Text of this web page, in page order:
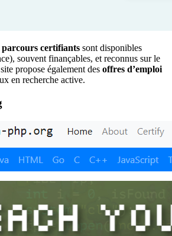
parcours certifiants sont disponibles
souvent finançables, et reconnus sur le
propose également des offres d’emploi
en recherche active.